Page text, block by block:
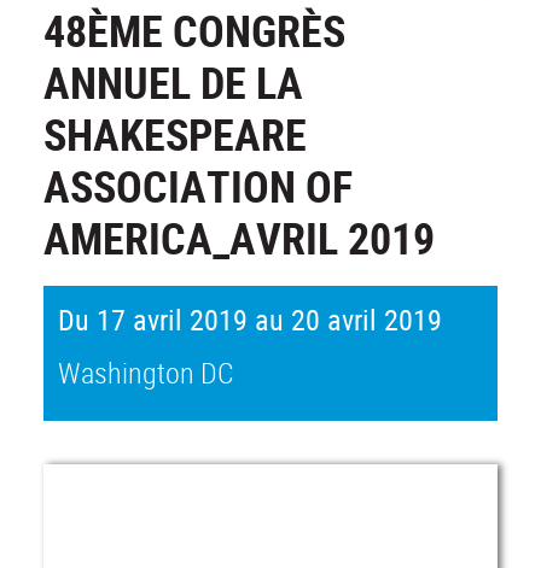
48ÈME CONGRÈS
ANNUEL DE LA
SHAKESPEARE
ASSOCIATION OF
AMERICA_AVRIL 2019
Du 17 avril 2019 au 20 avril 2019
Washington DC